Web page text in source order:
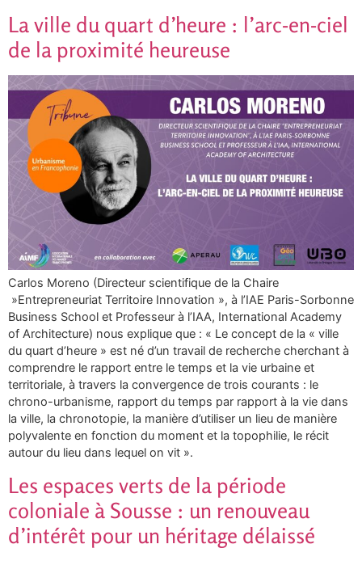
La ville du quart d’heure : l’arc-en-ciel
de la proximité heureuse
Carlos Moreno (Directeur scientifique de la Chaire
»Entrepreneuriat Territoire Innovation », à l’IAE Paris-Sorbonne
Business School et Professeur à l’IAA, International Academy
of Architecture) nous explique que : « Le concept de la « ville
du quart d’heure » est né d’un travail de recherche cherchant à
comprendre le rapport entre le temps et la vie urbaine et
territoriale, à travers la convergence de trois courants : le
chrono-urbanisme, rapport du temps par rapport à la vie dans
la ville, la chronotopie, la manière d’utiliser un lieu de manière
polyvalente en fonction du moment et la topophilie, le récit
autour du lieu dans lequel on vit ».
Les espaces verts de la période
coloniale à Sousse : un renouveau
d’intérêt pour un héritage délaissé